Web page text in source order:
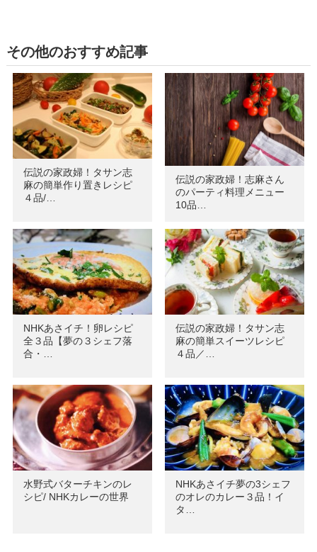
その他のおすすめ記事
伝説の家政婦！タサン志
麻の簡単作り置きレシピ
４品/…
伝説の家政婦！志麻さん
のパーティ料理メニュー
10品…
NHKあさイチ！卵レシピ
全３品【夢の３シェフ落
合・…
伝説の家政婦！タサン志
麻の簡単スイーツレシピ
４品／…
水野式バターチキンのレ
シピ/ NHKカレーの世界
NHKあさイチ夢の3シェフ
のオレのカレー３品！イ
タ…